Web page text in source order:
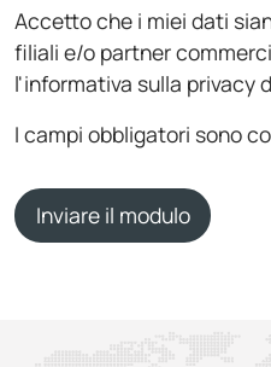
Accetto che i miei dati
filiali e/o partner
l'informativa sulla privacy
I campi obbligatori sono
Inviare il modulo